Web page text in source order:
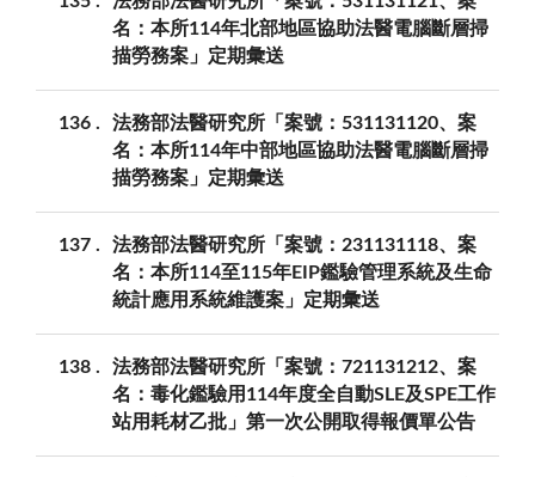
名：本所114年北部地區協助法醫電腦斷層掃
描勞務案」定期彙送
136
法務部法醫研究所「案號：531131120、案
名：本所114年中部地區協助法醫電腦斷層掃
描勞務案」定期彙送
137
法務部法醫研究所「案號：231131118、案
名：本所114至115年EIP鑑驗管理系統及生命
統計應用系統維護案」定期彙送
138
法務部法醫研究所「案號：721131212、案
名：毒化鑑驗用114年度全自動SLE及SPE工作
站用耗材乙批」第一次公開取得報價單公告